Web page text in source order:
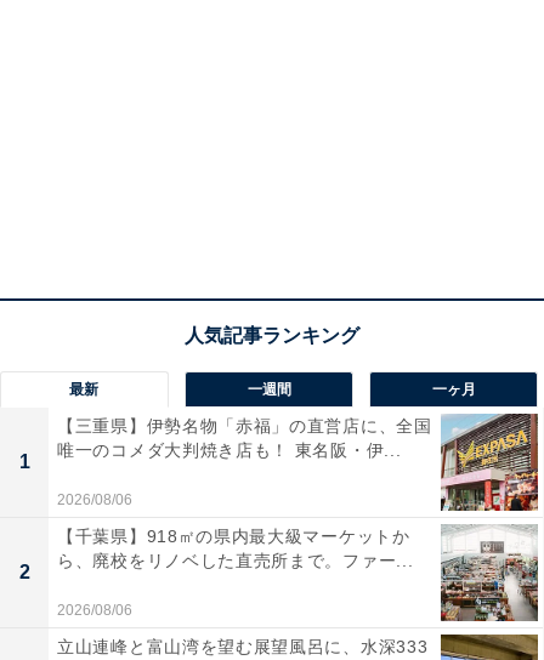
最新 一週間 一ヶ月
1
【三重県】伊勢名物「赤福」の直営店に、全国
唯一のコメダ大判焼き店も！ 東名阪・伊...
2026/08/06
2
【千葉県】918㎡の県内最大級マーケットか
ら、廃校をリノベした直売所まで。ファー...
2026/08/06
立山連峰と富山湾を望む展望風呂に、水深333